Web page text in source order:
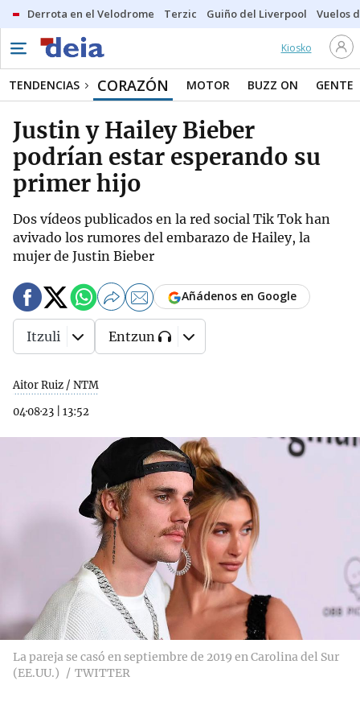
Derrota en el Velodrome Terzic Guiño del Liverpool Vuelos
Kiosko
TENDENCIAS CORAZÓN MOTOR BUZZ ON GENTE
Justin y Hailey Bieber
podrían estar esperando su
primer hijo
Dos vídeos publicados en la red social Tik Tok han
avivado los rumores del embarazo de Hailey, la
mujer de Justin Bieber
Aitor Ruiz / NTM
04·08·23
13:52
Añádenos en Google
Itzuli Entzun
La pareja se casó en septiembre de 2019 en Carolina del Sur
(EE.UU.)
TWITTER